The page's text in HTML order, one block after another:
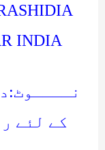
INDIA
کے لئے